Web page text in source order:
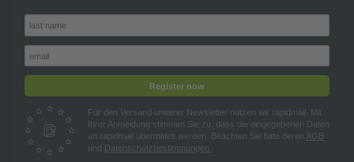
Register now
Für den Versand unserer Newsletter nutzen wir rapidmail. Mit
Ihrer Anmeldung stimmen Sie zu, dass die eingegebenen Daten
an rapidmail übermittelt werden. Beachten Sie bitte deren AGB
und
Datenschutzbestimmungen